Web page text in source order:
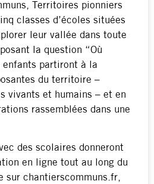
Territoires pionniers
classes d’écoles situées
leur vallée dans toute
la question “Où
enfants partiront à la
du territoire –
vivants et humains – et en
rassemblées dans une
des scolaires donneront
en ligne tout au long du
sur chantierscommuns.fr,